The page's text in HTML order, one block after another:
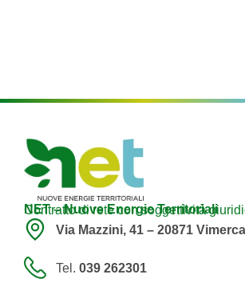
NET – Nuove Energie Territoriali
Contratto di rete con soggettività
Via Mazzini, 41 – 20871
Tel. 039 262301